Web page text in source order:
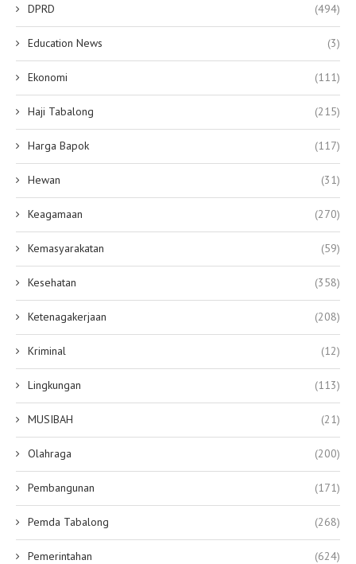
DPRD (494)
Education News (3)
Ekonomi (111)
Haji Tabalong (215)
Harga Bapok (117)
Hewan (31)
Keagamaan (270)
Kemasyarakatan (59)
Kesehatan (358)
Ketenagakerjaan (208)
Kriminal (12)
Lingkungan (113)
MUSIBAH (21)
Olahraga (200)
Pembangunan (171)
Pemda Tabalong (268)
Pemerintahan (624)